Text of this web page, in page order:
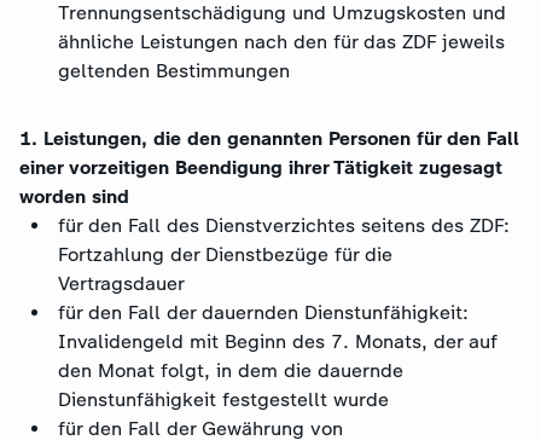
Trennungsentschädigung und Umzugskosten und
ähnliche Leistungen nach den für das ZDF jeweils
geltenden Bestimmungen
1. Leistungen, die den genannten Personen für den Fall
einer vorzeitigen Beendigung ihrer Tätigkeit zugesagt
worden sind
für den Fall des Dienstverzichtes seitens des ZDF:
Fortzahlung der Dienstbezüge für die
Vertragsdauer
für den Fall der dauernden Dienstunfähigkeit:
Invalidengeld mit Beginn des 7. Monats, der auf
den Monat folgt, in dem die dauernde
Dienstunfähigkeit festgestellt wurde
für den Fall der Gewährung von